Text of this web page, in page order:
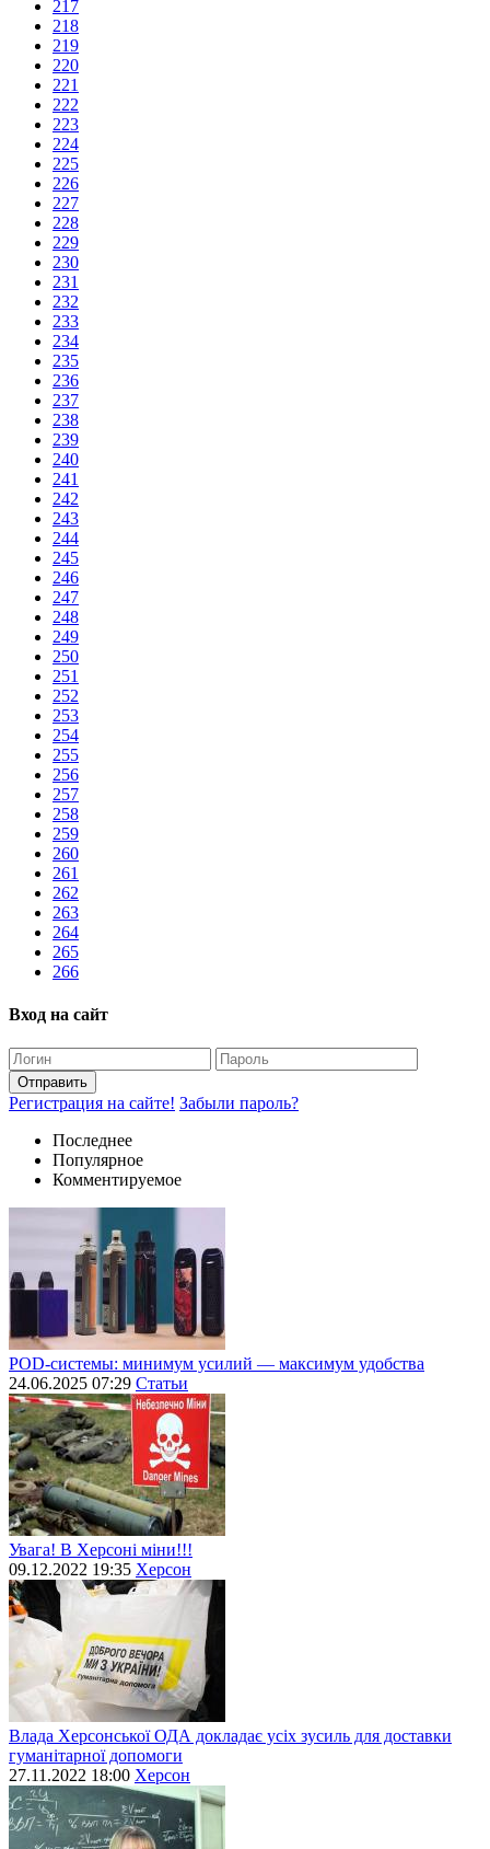
217
218
219
220
221
222
223
224
225
226
227
228
229
230
231
232
233
234
235
236
237
238
239
240
241
242
243
244
245
246
247
248
249
250
251
252
253
254
255
256
257
258
259
260
261
262
263
264
265
266
Вход на сайт
Отправить
Регистрация на сайте! Забыли пароль?
Последнее
Популярное
Комментируемое
POD-системы: минимум усилий — максимум удобства
24.06.2025 07:29 Статьи
Увага! В Херсоні міни!!!
09.12.2022 19:35 Херсон
Влада Херсонської ОДА докладає усіх зусиль для доставки
гуманітарної допомоги
27.11.2022 18:00 Херсон